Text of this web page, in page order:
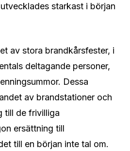
starkast i början
av stora brandkårsfester, i
deltagande personer,
Dessa
av brandstationer och
till de frivilliga
ersättning till
till en början inte tal om.